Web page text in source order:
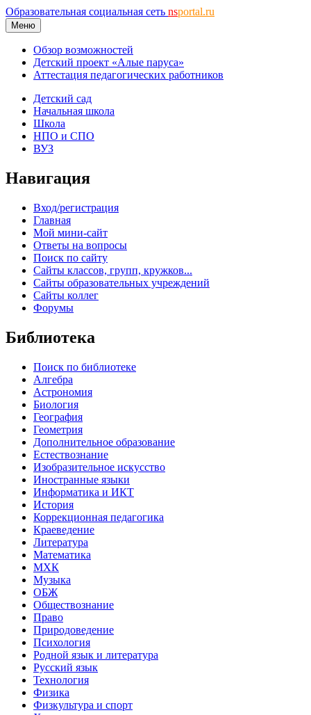
Образовательная социальная сеть nsportal.ru
Меню
Обзор возможностей
Детский проект «Алые паруса»
Аттестация педагогических работников
Детский сад
Начальная школа
Школа
НПО и СПО
ВУЗ
Навигация
Вход/регистрация
Главная
Мой мини-сайт
Ответы на вопросы
Поиск по сайту
Сайты классов, групп, кружков...
Сайты образовательных учреждений
Сайты коллег
Форумы
Библиотека
Поиск по библиотеке
Алгебра
Астрономия
Биология
География
Геометрия
Дополнительное образование
Естествознание
Изобразительное искусство
Иностранные языки
Информатика и ИКТ
История
Коррекционная педагогика
Краеведение
Литература
Математика
МХК
Музыка
ОБЖ
Обществознание
Право
Природоведение
Психология
Родной язык и литература
Русский язык
Технология
Физика
Физкультура и спорт